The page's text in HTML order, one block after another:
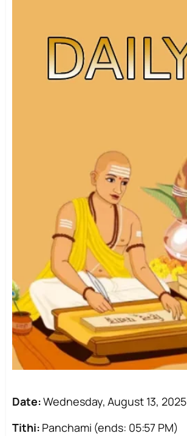
Date:Wednesday, August 13, 2025
Tithi: Panchami (ends: 05:57 PM)